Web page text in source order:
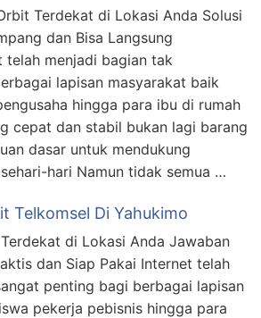
Terdekat di Lokasi Anda Solusi
dan Bisa Langsung
telah menjadi bagian tak
lapisan masyarakat baik
hingga para ibu di rumah
cepat dan stabil bukan lagi barang
dasar untuk mendukung
hari Namun tidak semua …
Telkomsel Di Yahukimo
di Lokasi Anda Jawaban
dan Siap Pakai Internet telah
penting bagi berbagai lapisan
pekerja pebisnis hingga para